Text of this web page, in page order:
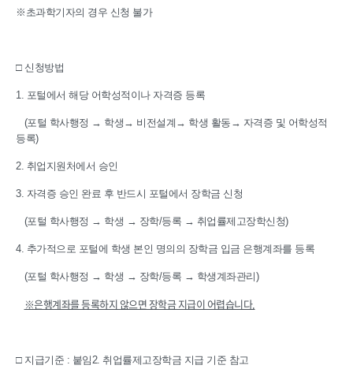
※초과학기자의 경우 신청 불가
□ 신청방법
1. 포털에서 해당 어학성적이나 자격증 등록
(포털 학사행정 → 학생→ 비전설계→ 학생 활동→ 자격증 및 어학성적
등록)
2. 취업지원처에서 승인
3. 자격증 승인 완료 후 반드시 포털에서 장학금 신청
(포털 학사행정 → 학생 → 장학/등록 → 취업률제고장학신청)
4. 추가적으로 포털에 학생 본인 명의의 장학금 입금 은행계좌를 등록
(포털 학사행정 → 학생 → 장학/등록 → 학생계좌관리)
※은행계좌를 등록하지 않으면 장학금 지급이 어렵습니다.
□ 지급기준 : 붙임2. 취업률제고장학금 지급 기준 참고